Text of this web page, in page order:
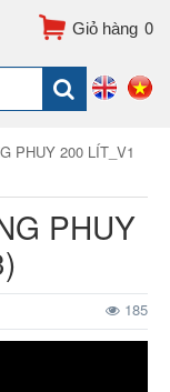
0
PHUY 200 LÍT_V1
PHUY
185